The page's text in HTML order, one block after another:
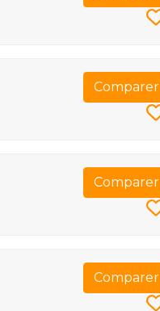
Comparer
Comparer
Comparer